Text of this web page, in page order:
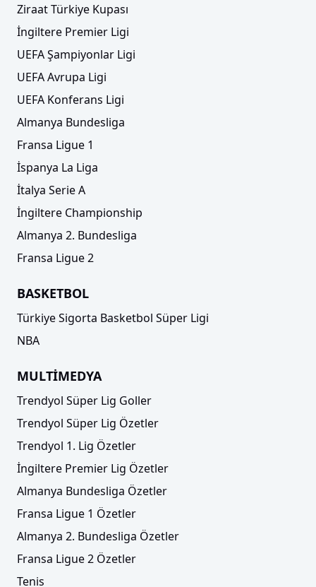
Ziraat Türkiye Kupası
İngiltere Premier Ligi
UEFA Şampiyonlar Ligi
UEFA Avrupa Ligi
UEFA Konferans Ligi
Almanya Bundesliga
Fransa Ligue 1
İspanya La Liga
İtalya Serie A
İngiltere Championship
Almanya 2. Bundesliga
Fransa Ligue 2
BASKETBOL
Türkiye Sigorta Basketbol Süper Ligi
NBA
MULTİMEDYA
Trendyol Süper Lig Goller
Trendyol Süper Lig Özetler
Trendyol 1. Lig Özetler
İngiltere Premier Lig Özetler
Almanya Bundesliga Özetler
Fransa Ligue 1 Özetler
Almanya 2. Bundesliga Özetler
Fransa Ligue 2 Özetler
Tenis